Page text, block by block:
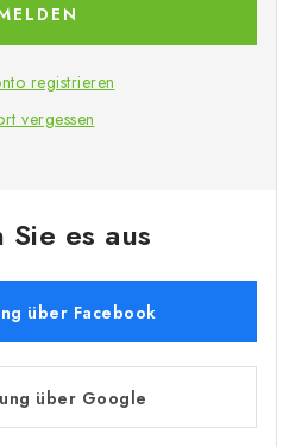
Kontakte
registrieren
vergessen
es aus
über Facebook
über Google